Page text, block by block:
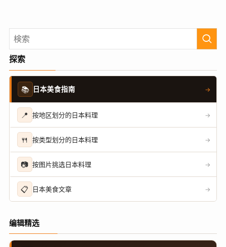
探索
📚 日本美食指南 →
📍 按地区划分的日本料理 →
🍴 按类型划分的日本料理 →
📷 按图片挑选日本料理 →
📋 日本美食文章 →
编辑精选